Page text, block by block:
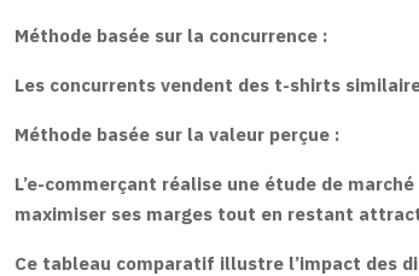
Méthode basée sur la concurrence :
Les concurrents vendent des t-shirts
Méthode basée sur la valeur perçue :
L’e-commerçant réalise une étude de
maximiser ses marges tout en restant
Ce tableau comparatif illustre l’impact des